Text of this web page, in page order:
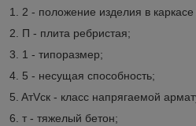
1. 2 - положение изделия в каркасе
2. П - плита ребристая;
3. 1 - типоразмер;
4. 5 - несущая способность;
5. AтVск - класс напрягаемой
6. т - тяжелый бетон;